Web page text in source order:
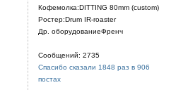
Кофемолка:DITTING 80mm (custom)
Ростер:Drum IR-roaster
Др. оборудованиеФренч
Сообщений: 2735
Спасибо сказали 1848 раз в 906
постах